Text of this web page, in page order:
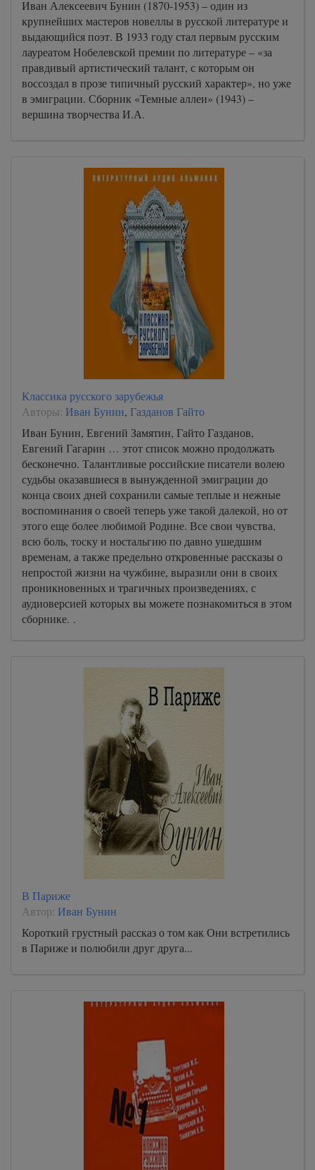
Иван Алексеевич Бунин (1870-1953) – один из
крупнейших мастеров новеллы в русской литературе и
выдающийся поэт. В 1933 году стал первым русским
лауреатом Нобелевской премии по литературе – «за
правдивый артистический талант, с которым он
воссоздал в прозе типичный русский характер», но уже
в эмиграции. Сборник «Темные аллеи» (1943) –
вершина творчества И.А.
Классика русского зарубежья
Авторы: Иван Бунин, Газданов Гайто
Иван Бунин, Евгений Замятин, Гайто Газданов,
Евгений Гагарин … этот список можно продолжать
бесконечно. Талантливые российские писатели волею
судьбы оказавшиеся в вынужденной эмиграции до
конца своих дней сохранили самые теплые и нежные
воспоминания о своей теперь уже такой далекой, но от
этого еще более любимой Родине. Все свои чувства,
всю боль, тоску и ностальгию по давно ушедшим
временам, а также предельно откровенные рассказы о
непростой жизни на чужбине, выразили они в своих
проникновенных и трагичных произведениях, с
аудиоверсией которых вы можете познакомиться в этом
сборнике. .
В Париже
Автор: Иван Бунин
Короткий грустный рассказ о том как Они встретились
в Париже и полюбили друг друга...